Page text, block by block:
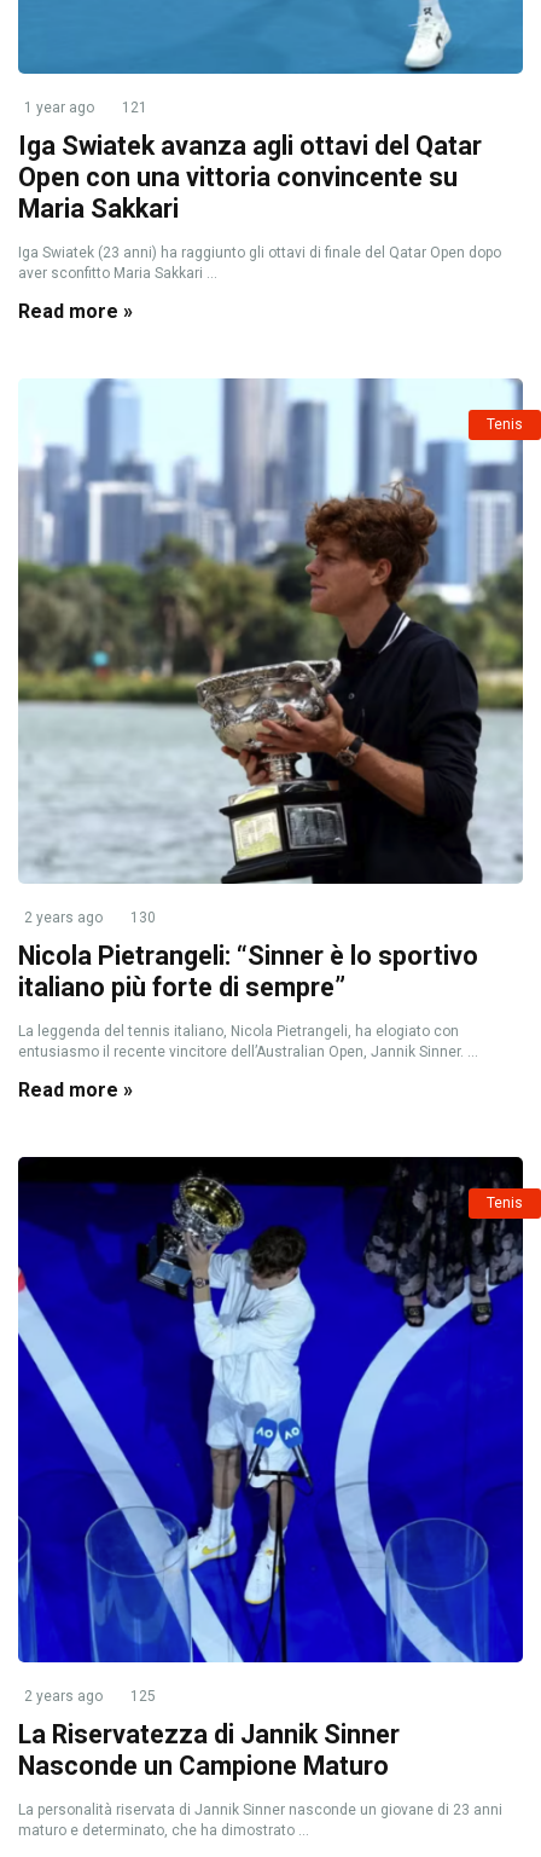
1 year ago 121
Iga Swiatek avanza agli ottavi del Qatar
Open con una vittoria convincente su
Maria Sakkari
Iga Swiatek (23 anni) ha raggiunto gli ottavi di finale del Qatar Open dopo
aver sconfitto Maria Sakkari ...
Read more »
Tenis
2 years ago 130
Nicola Pietrangeli: “Sinner è lo sportivo
italiano più forte di sempre”
La leggenda del tennis italiano, Nicola Pietrangeli, ha elogiato con
entusiasmo il recente vincitore dell’Australian Open, Jannik Sinner. ...
Read more »
Tenis
2 years ago 125
La Riservatezza di Jannik Sinner
Nasconde un Campione Maturo
La personalità riservata di Jannik Sinner nasconde un giovane di 23 anni
maturo e determinato, che ha dimostrato ...